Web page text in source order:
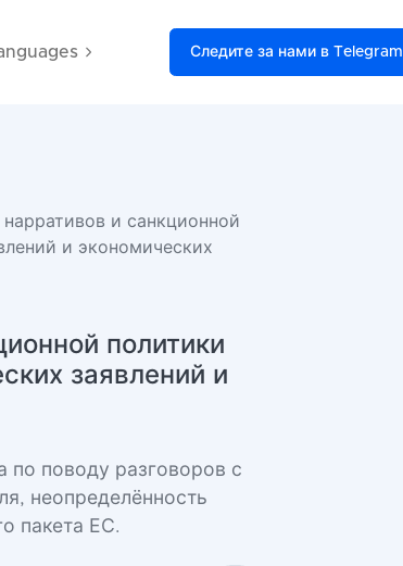
Следите за нами в Telegram
и санкционной
и экономических
политики
заявлений и
по поводу разговоров с
неопределённость
пакета ЕС.